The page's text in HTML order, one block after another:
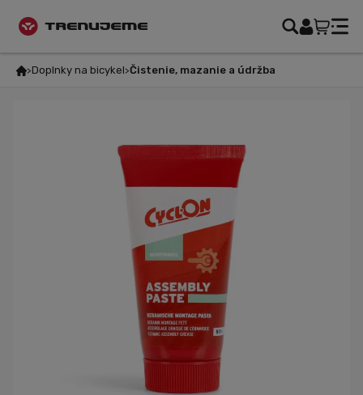
Doplnky na bicykel Čistenie, mazanie a údržba